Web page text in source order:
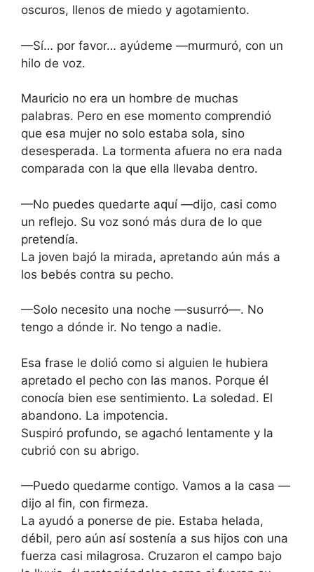
oscuros, llenos de miedo y agotamiento.
—Sí… por favor… ayúdeme —murmuró, con un
hilo de voz.
Mauricio no era un hombre de muchas
palabras. Pero en ese momento comprendió
que esa mujer no solo estaba sola, sino
desesperada. La tormenta afuera no era nada
comparada con la que ella llevaba dentro.
—No puedes quedarte aquí —dijo, casi como
un reflejo. Su voz sonó más dura de lo que
pretendía.
La joven bajó la mirada, apretando aún más a
los bebés contra su pecho.
—Solo necesito una noche —susurró—. No
tengo a dónde ir. No tengo a nadie.
Esa frase le dolió como si alguien le hubiera
apretado el pecho con las manos. Porque él
conocía bien ese sentimiento. La soledad. El
abandono. La impotencia.
Suspiró profundo, se agachó lentamente y la
cubrió con su abrigo.
—Puedo quedarme contigo. Vamos a la casa —
dijo al fin, con firmeza.
La ayudó a ponerse de pie. Estaba helada,
débil, pero aún así sostenía a sus hijos con una
fuerza casi milagrosa. Cruzaron el campo bajo